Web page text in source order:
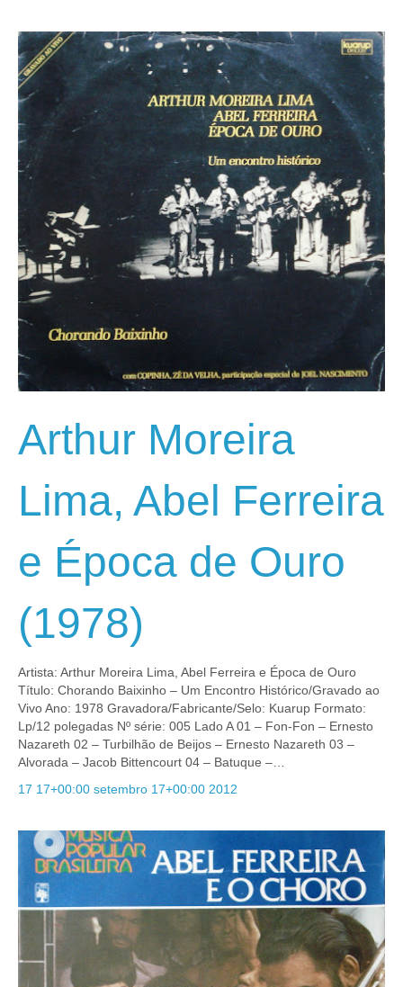
Arthur Moreira
Lima, Abel Ferreira
e Época de Ouro
(1978)
Artista: Arthur Moreira Lima, Abel Ferreira e Época de Ouro
Título: Chorando Baixinho – Um Encontro Histórico/Gravado ao
Vivo Ano: 1978 Gravadora/Fabricante/Selo: Kuarup Formato:
Lp/12 polegadas Nº série: 005 Lado A 01 – Fon-Fon – Ernesto
Nazareth 02 – Turbilhão de Beijos – Ernesto Nazareth 03 –
Alvorada – Jacob Bittencourt 04 – Batuque –…
17 17+00:00 setembro 17+00:00 2012